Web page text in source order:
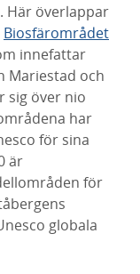
Här överlappar
Biosfärområdet
innefattar
Mariestad och
sig över nio
har
för sina
är
för
globala